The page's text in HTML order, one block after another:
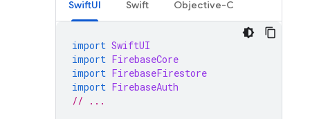
SwiftUI Swift Objective-C
import SwiftUI
import FirebaseCore
import FirebaseFirestore
import FirebaseAuth
// ...